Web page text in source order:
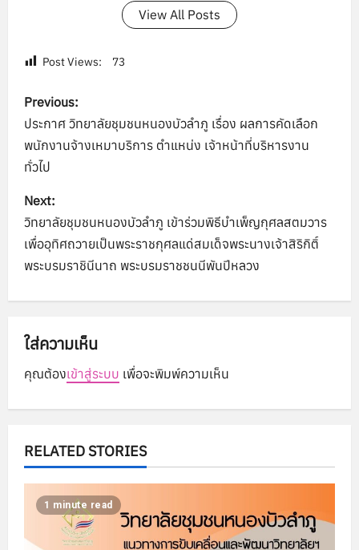
View All Posts
Post Views: 73
P
o
s
t
n
a
v
i
g
i
o
n
Previous:
ประกาศ วิทยาลัยชุมชนหนองบัวลำภู เรื่อง ผลการคัดเลือก
พนักงานจ้างเหมาบริการ ตำแหน่ง เจ้าหน้าที่บริหารงาน
ทั่วไป
Next:
วิทยาลัยชุมชนหนองบัวลำภู เข้าร่วมพิธีบำเพ็ญกุศลสตมวาร
เพื่ออุทิศถวายเป็นพระราชกุศลแด่สมเด็จพระนางเจ้าสิริกิติ์
พระบรมราชินีนาถ พระบรมราชชนนีพันปีหลวง
ใส่ความเห็น
คุณต้องเข้าสู่ระบบ เพื่อจะพิมพ์ความเห็น
RELATED STORIES
1 minute read